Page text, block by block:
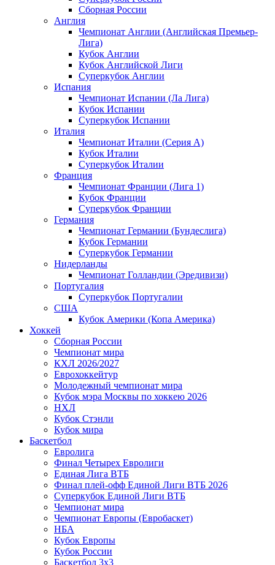
Сборная России
Англия
Чемпионат Англии (Английская Премьер-
Лига)
Кубок Англии
Кубок Английской Лиги
Суперкубок Англии
Испания
Чемпионат Испании (Ла Лига)
Кубок Испании
Суперкубок Испании
Италия
Чемпионат Италии (Серия А)
Кубок Италии
Суперкубок Италии
Франция
Чемпионат Франции (Лига 1)
Кубок Франции
Суперкубок Франции
Германия
Чемпионат Германии (Бундеслига)
Кубок Германии
Суперкубок Германии
Нидерланды
Чемпионат Голландии (Эредивизи)
Португалия
Суперкубок Португалии
США
Кубок Америки (Копа Америка)
Хоккей
Сборная России
Чемпионат мира
КХЛ 2026/2027
Еврохоккейтур
Молодежный чемпионат мира
Кубок мэра Москвы по хоккею 2026
НХЛ
Кубок Стэнли
Кубок мира
Баскетбол
Евролига
Финал Четырех Евролиги
Единая Лига ВТБ
Финал плей-офф Единой Лиги ВТБ 2026
Суперкубок Единой Лиги ВТБ
Чемпионат мира
Чемпионат Европы (Евробаскет)
НБА
Кубок Европы
Кубок России
Баскетбол 3х3